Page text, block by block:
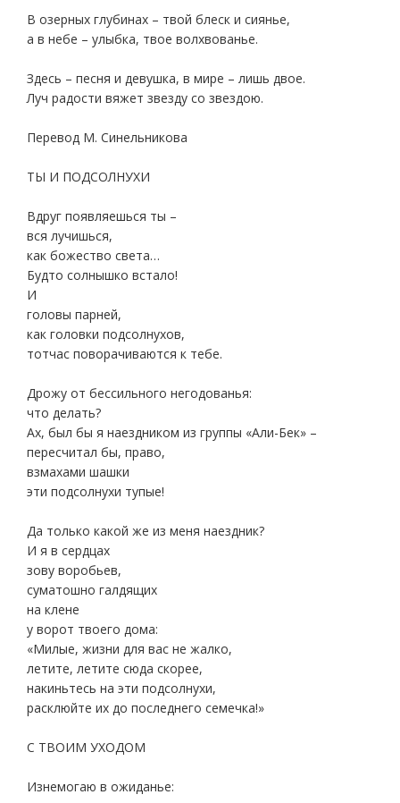
В озерных глубинах – твой блеск и сиянье,
а в небе – улыбка, твое волхвованье.
Здесь – песня и девушка, в мире – лишь двое.
Луч радости вяжет звезду со звездою.
Перевод М. Синельникова
ТЫ И ПОДСОЛНУХИ
Вдруг появляешься ты –
вся лучишься,
как божество света…
Будто солнышко встало!
И
головы парней,
как головки подсолнухов,
тотчас поворачиваются к тебе.
Дрожу от бессильного негодованья:
что делать?
Ах, был бы я наездником из группы «Али-Бек» –
пересчитал бы, право,
взмахами шашки
эти подсолнухи тупые!
Да только какой же из меня наездник?
И я в сердцах
зову воробьев,
суматошно галдящих
на клене
у ворот твоего дома:
«Милые, жизни для вас не жалко,
летите, летите сюда скорее,
накиньтесь на эти подсолнухи,
расклюйте их до последнего семечка!»
С ТВОИМ УХОДОМ
Изнемогаю в ожиданье: